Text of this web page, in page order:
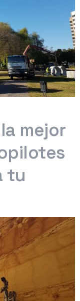
mejor
tu